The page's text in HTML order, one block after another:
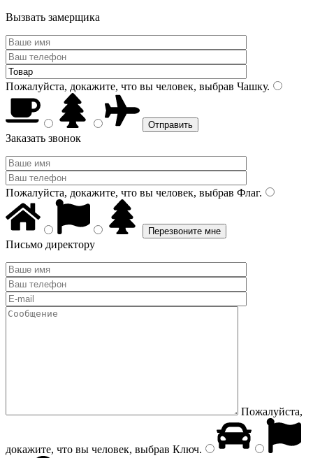
Вызвать замерщика
Пожалуйста, докажите, что вы человек, выбрав Чашку.
Заказать звонок
Пожалуйста, докажите, что вы человек, выбрав Флаг.
Письмо директору
Пожалуйста,
докажите, что вы человек, выбрав Ключ.